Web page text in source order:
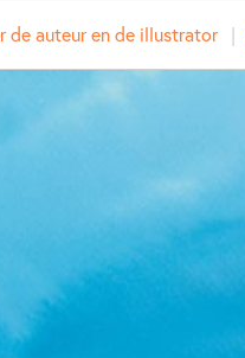
de auteur en de illustrator